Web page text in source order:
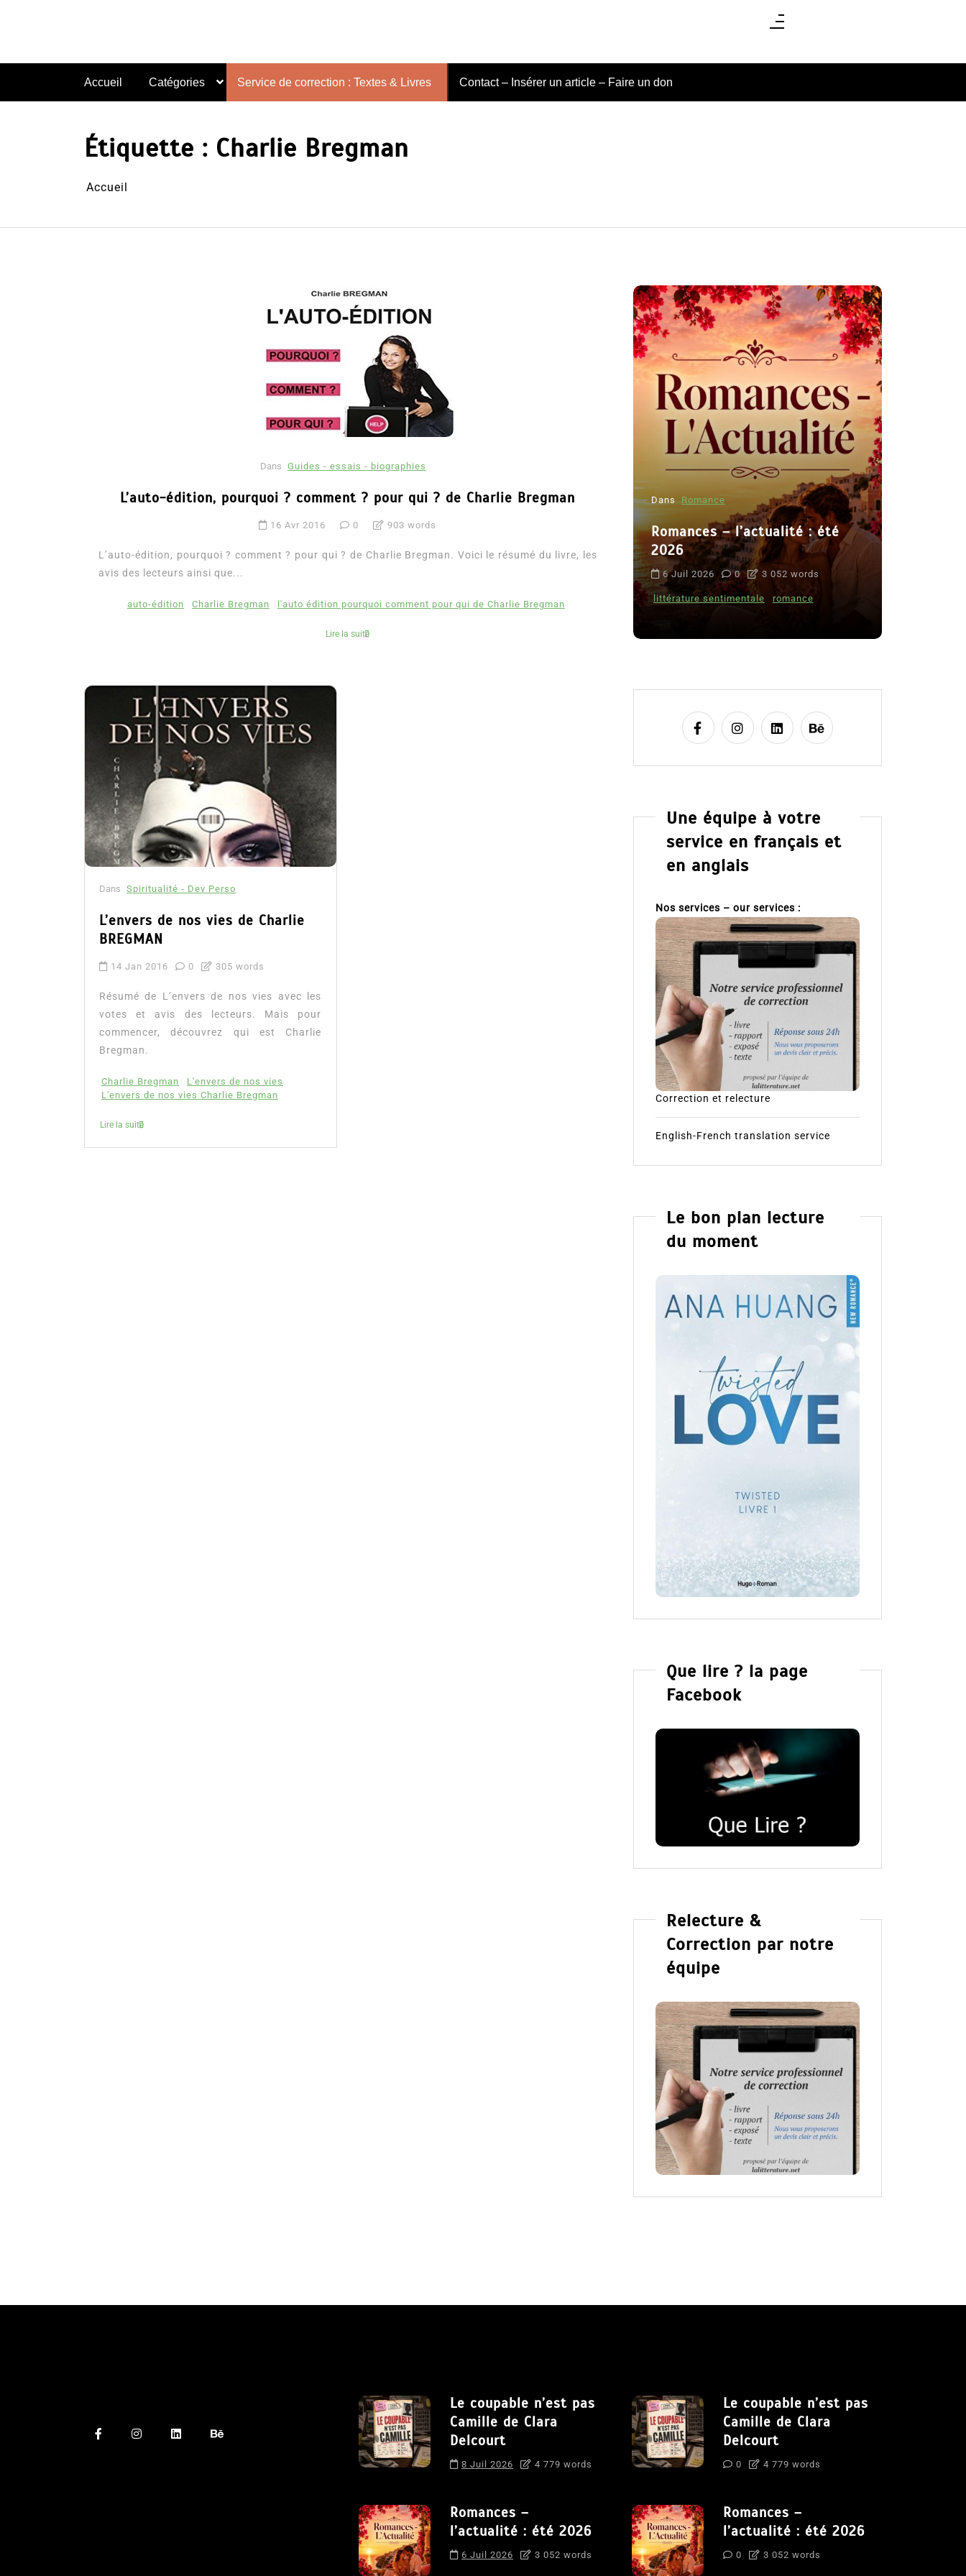
Accueil Catégories Service de correction : Textes & Livres Contact – Insérer un article – Faire un don
Étiquette : Charlie Bregman
Accueil
Dans Guides - essais - biographies
L’auto-édition, pourquoi ? comment ? pour qui ? de Charlie Bregman
16 Avr 2016 0 903 words
L’auto-édition, pourquoi ? comment ? pour qui ? de Charlie Bregman. Voici le résumé du livre, les
avis des lecteurs ainsi que...
auto-édition Charlie Bregman l'auto édition pourquoi comment pour qui de Charlie Bregman
Lire la suite
Dans Spiritualité - Dev Perso
L’envers de nos vies de Charlie
BREGMAN
14 Jan 2016 0 305 words
Résumé de L’envers de nos vies avec les
votes et avis des lecteurs. Mais pour
commencer, découvrez qui est Charlie
Bregman.
Charlie Bregman
L'envers de nos vies
L'envers de nos vies Charlie Bregman
Lire la suite
Dans Romance
Romances – l’actualité : été
2026
6 Juil 2026 0
littérature sentimentale romance
8 Juil 2026 0 4 779 words
Dans Romance
Romances – l’actualité : été
2026
6 Juil 2026 0 3 052 words
littérature sentimentale romance
Une équipe à votre
service en français et
en anglais
Nos services – our services :
Correction et relecture
English-French translation service
Le bon plan lecture
du moment
Que lire ? la page
Facebook
Relecture &
Correction par notre
équipe
Le coupable n’est pas
Camille de Clara
Delcourt
8 Juil 2026 4 779 words
Romances –
l’actualité : été 2026
6 Juil 2026 3 052 words
Le coupable n’est pas
Camille de Clara
Delcourt
0 4 779 words
Romances –
l’actualité : été 2026
0 3 052 words